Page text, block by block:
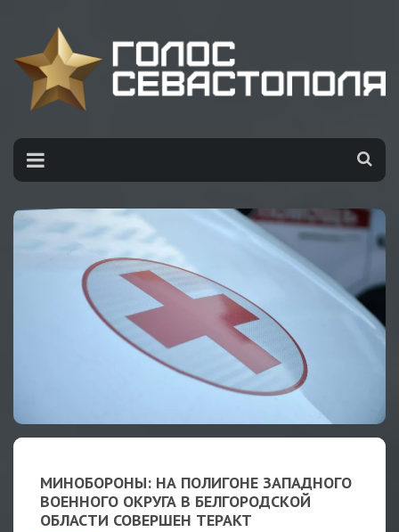
МИНОБОРОНЫ: НА ПОЛИГОНЕ ЗАПАДНОГО
ВОЕННОГО ОКРУГА В БЕЛГОРОДСКОЙ
ОБЛАСТИ СОВЕРШЕН ТЕРАКТ